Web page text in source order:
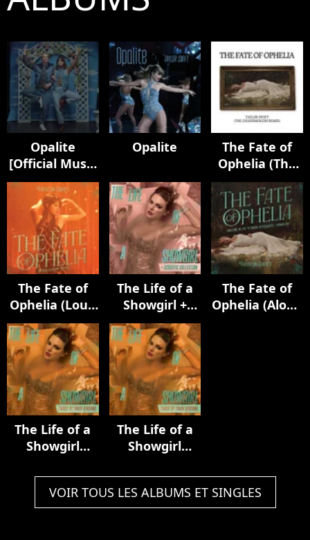
Opalite
[Official Music
Video
(Extended
Versions)]
Opalite
The Fate of
Ophelia (The
Chainsmokers
Remix)
The Fate of
Ophelia (Loud
Luxury Remix)
The Life of a
Showgirl +
Acoustic
Collection
The Fate of
Ophelia (Alone
The Life of a
Showgirl
Track Version)
The Life of a
Showgirl
Track Version)
VOIR TOUS LES ALBUMS ET SINGLES